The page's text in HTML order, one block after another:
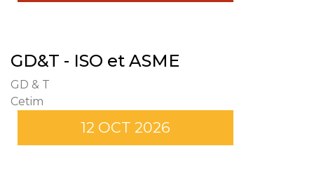
GD&T - ISO et ASME
GD & T
Cetim
12 OCT 2026